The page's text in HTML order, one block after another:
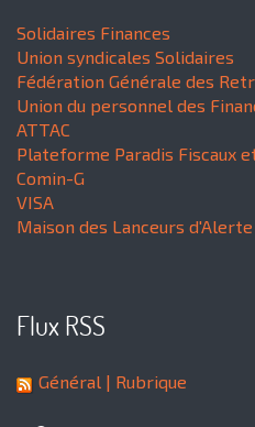
Solidaires Finances
Union syndicales Solidaires
Fédération Générale des
Union du personnel des
ATTAC
Plateforme Paradis Fiscaux
Comin-G
VISA
Maison des Lanceurs d'Alerte
Flux RSS
Général | Rubrique